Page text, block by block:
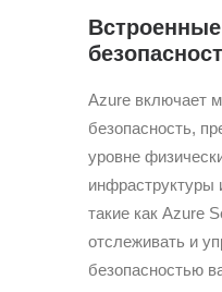
Azure включает
безопасность,
уровне
инфраструктуры
такие как Azure
отслеживать и
безопасностью